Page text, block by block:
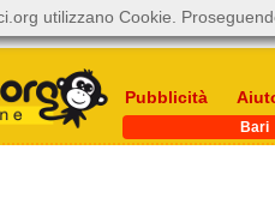
Pubblicità
Bari
utilizzano Cookie.